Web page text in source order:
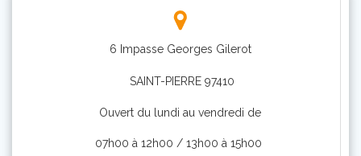
6 Impasse Georges Gilerot
SAINT-PIERRE 97410
Ouvert du lundi au vendredi de
07h00 à 12h00 / 13h00 à 15h00